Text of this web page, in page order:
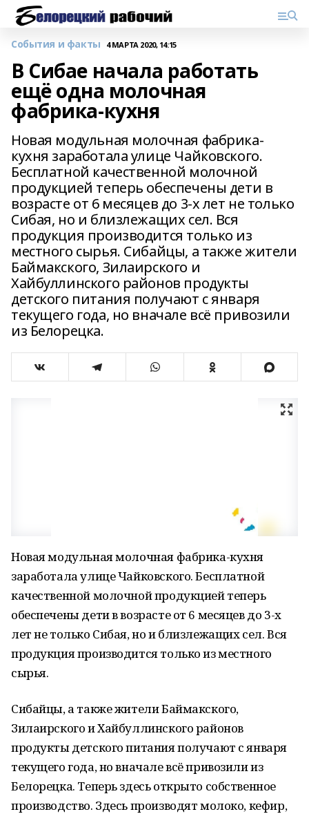
События и факты 4 МАРТА 2020, 14:15
В Сибае начала работать
ещё одна молочная
фабрика-кухня
Новая модульная молочная фабрика-
кухня заработала улице Чайковского.
Бесплатной качественной молочной
продукцией теперь обеспечены дети в
возрасте от 6 месяцев до 3-х лет не только
Сибая, но и близлежащих сел. Вся
продукция производится только из
местного сырья. Сибайцы, а также жители
Баймакского, Зилаирского и
Хайбуллинского районов продукты
детского питания получают с января
текущего года, но вначале всё привозили
из Белорецка.
Новая модульная молочная фабрика-кухня
заработала улице Чайковского. Бесплатной
качественной молочной продукцией теперь
обеспечены дети в возрасте от 6 месяцев до 3-х
лет не только Сибая, но и близлежащих сел. Вся
продукция производится только из местного
сырья.
Сибайцы, а также жители Баймакского,
Зилаирского и Хайбуллинского районов
продукты детского питания получают с января
текущего года, но вначале всё привозили из
Белорецка. Теперь здесь открыто собственное
производство. Здесь производят молоко, кефир,